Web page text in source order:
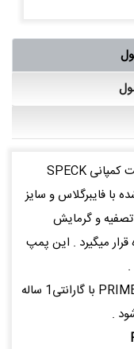
پمپ تصفیه استخری BADU PRIME ساخت کمپانی SPECK
با فایبرگلاس و سایز
جهت مدار تصفیه و گرمایش
میگیرد . این پمپ
پمپ تصفیه استخری SPECK آلمان سری PRIME با گارانتی1 ساله